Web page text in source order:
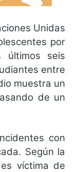
Unidas
por
últimos seis
entre
muestra un
de un
con
Según la
víctima de